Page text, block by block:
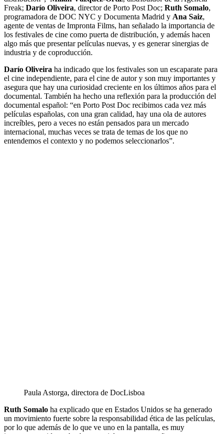
Freak; Darío Oliveira, director de Porto Post Doc; Ruth Somalo,
programadora de DOC NYC y Documenta Madrid y Ana Saiz,
agente de ventas de Impronta Films, han señalado la importancia de
los festivales de cine como puerta de distribución, y además hacen
algo más que presentar películas nuevas, y es generar sinergias de
industria y de coproducción.
Darío Oliveira ha indicado que los festivales son un escaparate para
el cine independiente, para el cine de autor y son muy importantes y
asegura que hay una curiosidad creciente en los últimos años para el
documental. También ha hecho una reflexión para la producción del
documental español: “en Porto Post Doc recibimos cada vez más
películas españolas, con una gran calidad, hay una ola de autores
increíbles, pero a veces no están pensados para un mercado
internacional, muchas veces se trata de temas de los que no
entendemos el contexto y no podemos seleccionarlos”.
Paula Astorga, directora de DocLisboa
Ruth Somalo ha explicado que en Estados Unidos se ha generado
un movimiento fuerte sobre la responsabilidad ética de las películas,
por lo que además de lo que ve uno en la pantalla, es muy